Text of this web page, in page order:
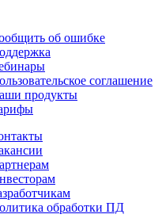
об ошибке
соглашение
продукты
обработки ПД